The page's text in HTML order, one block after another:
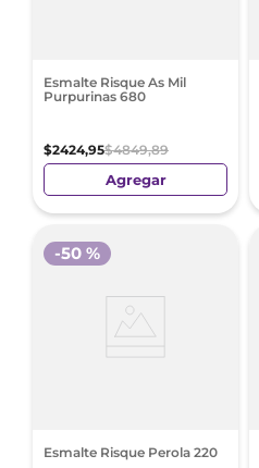
Esmalte Risque As Mil
Purpurinas 680
$2424,95$4849,89
Agregar
Esmalte Risque Perola 220
-50 %